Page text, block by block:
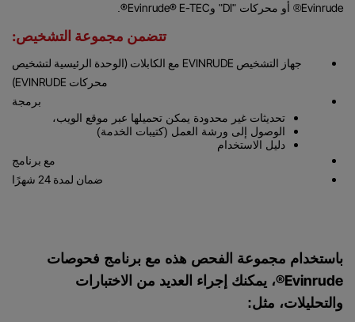
Evinrude® أو محركات "DI" وEvinrude® E-TEC®
.
تتضمن مجموعة التشخيص:
جهاز التشخيص EVINRUDE مع الكابلات (الوحدة الرئيسية لتشخيص
محركات EVINRUDE)
برمجة
تحديثات غير محدودة يمكن تحميلها عبر موقع الويب،
الوصول إلى ورشة العمل (كتيبات الخدمة)
دليل الاستخدام
مع برنامج
ضمان لمدة 24 شهرًا
باستخدام مجموعة الفحص هذه مع برنامج فحوصات
Evinrude® ، يمكنك إجراء العديد من الاختبارات
والتحليلات، مثل: